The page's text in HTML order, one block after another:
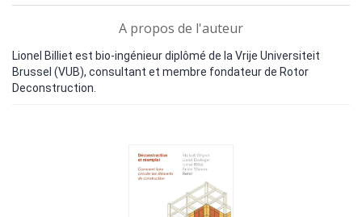
A propos de l'auteur
Lionel Billiet est bio-ingénieur diplômé de la Vrije Universiteit
Brussel (VUB), consultant et membre fondateur de Rotor
Deconstruction.